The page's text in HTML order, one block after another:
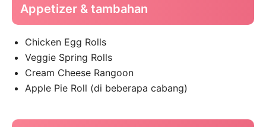
Appetizer & tambahan
Chicken Egg Rolls
Veggie Spring Rolls
Cream Cheese Rangoon
Apple Pie Roll (di beberapa cabang)